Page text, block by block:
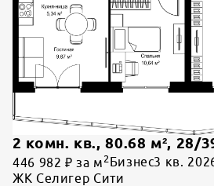
2 комн. кв., 80.68 м², 28/
446 982 ₽ за м 2 Бизнес3 кв.
ЖК Селигер Сити